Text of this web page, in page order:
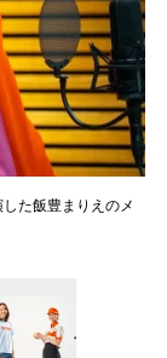
た飯豊まりえのメ